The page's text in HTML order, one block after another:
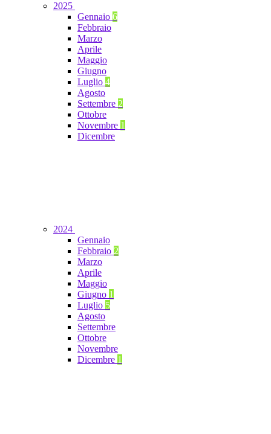
2025
Gennaio 6
Febbraio
Marzo
Aprile
Maggio
Giugno
Luglio 4
Agosto
Settembre 2
Ottobre
Novembre 1
Dicembre
2024
Gennaio
Febbraio 2
Marzo
Aprile
Maggio
Giugno 1
Luglio 5
Agosto
Settembre
Ottobre
Novembre
Dicembre 1